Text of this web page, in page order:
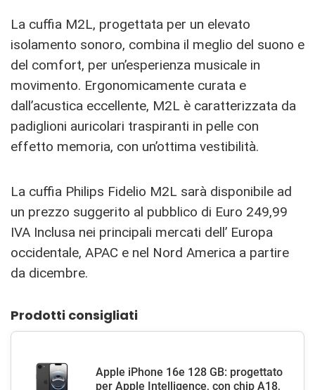
La cuffia M2L, progettata per un elevato
isolamento sonoro, combina il meglio del suono e
del comfort, per un’esperienza musicale in
movimento. Ergonomicamente curata e
dall’acustica eccellente, M2L è caratterizzata da
padiglioni auricolari traspiranti in pelle con
effetto memoria, con un’ottima vestibilità.
La cuffia Philips Fidelio M2L sarà disponibile ad
un prezzo suggerito al pubblico di Euro 249,99
IVA Inclusa nei principali mercati dell’ Europa
occidentale, APAC e nel Nord America a partire
da dicembre.
Prodotti consigliati
Apple iPhone 16e 128 GB: progettato
per Apple Intelligence, con chip A18,